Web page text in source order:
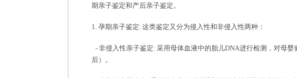
期亲子鉴定和产后亲子鉴定。
1. 孕期亲子鉴定: 这类鉴定又分为侵入性和非侵入性两种：
- 非侵入性亲子鉴定: 采用母体血液中的胎儿DNA进行检测，对母
后）。